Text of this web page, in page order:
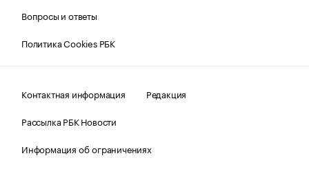
Вопросы и ответы
Политика Cookies РБК
Контактная информация
Редакция
Рассылка РБК Новости
Информация об ограничениях